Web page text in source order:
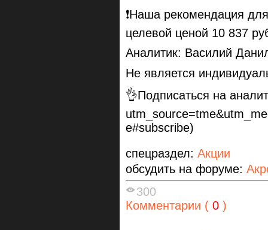
❗️Наша рекомендация
целевой ценой 10 837
Аналитик: Василий
Не является
👌Подписаться на
e#subscribe)
спецраздел: Акции
обсудить на форуме:
300
Комментарии ( 0 )